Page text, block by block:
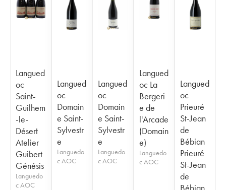
Langued
oc
Saint-
Guilhem
-le-
Désert
Atelier
Guibert
Génésis
Languedo
c AOC
Langued
oc
Domain
e Saint-
Sylvestr
e
Languedo
c AOC
Langued
oc
Domain
e Saint-
Sylvestr
e
Languedo
c AOC
Langued
oc La
Bergeri
e de
l'Arcade
(Domain
e)
Languedo
c AOC
Langued
oc
Prieuré
St-Jean
de
Bébian
Prieuré
St-Jean
de
Bébian